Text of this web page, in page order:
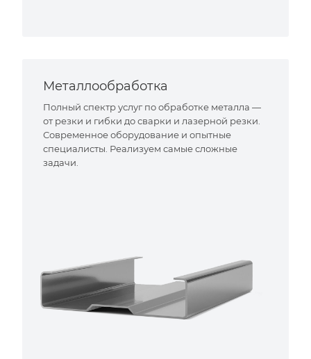
Металлообработка
Полный спектр услуг по обработке металла —
от резки и гибки до сварки и лазерной резки.
Современное оборудование и опытные
специалисты. Реализуем самые сложные
задачи.